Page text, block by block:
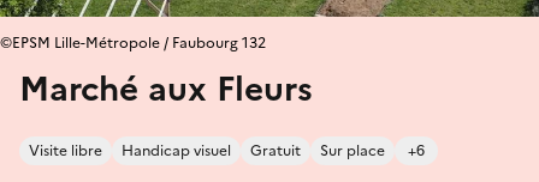
Marché aux Fleurs
Visite libre Handicap visuel Gratuit Sur place +6
©EPSM Lille-Métropole / Faubourg 132